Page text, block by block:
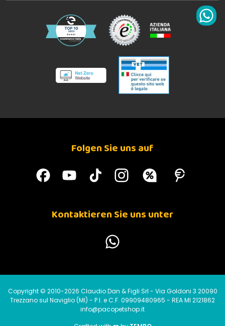
Folgen Sie uns auf
Kontaktieren Sie uns unter
Copyright © 2010-2026 Claudio Dan & Figli Srl - Via Goldoni 3 20090
Trezzano sul Naviglio (MI) - P.I. e C.F. 09909480965 - REA MI 2121862
info@pacopetshop.it